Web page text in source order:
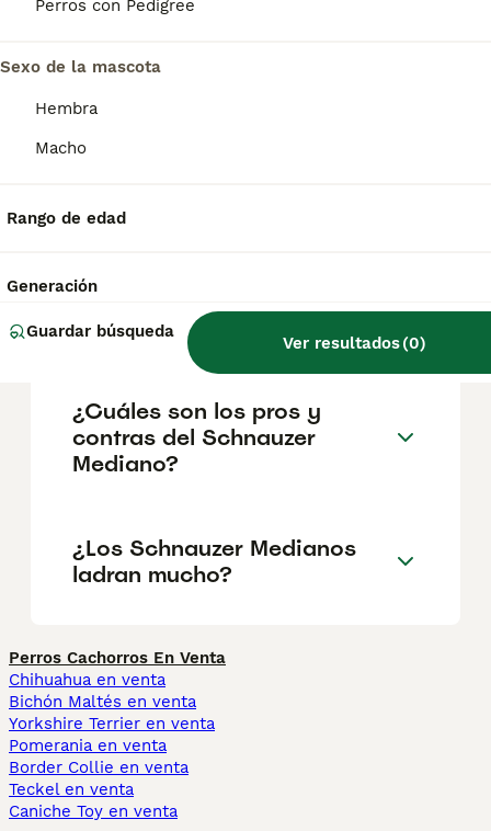
Perros con Pedigree
Sexo de la mascota
Hembra
Macho
Rango de edad
Generación
Guardar búsqueda
Ver resultados(0)
Informarse bien y comparar opciones antes
decisión.
schnauzer mediano?
¿Cuáles son los tres tipos de
Schnauzer?
¿Cuáles son los pros y
contras del Schnauzer
Mediano?
¿Los Schnauzer Medianos
ladran mucho?
Perros Cachorros En Venta
Chihuahua en venta
Bichón Maltés en venta
Yorkshire Terrier en venta
Pomerania en venta
Border Collie en venta
Teckel en venta
Caniche Toy en venta